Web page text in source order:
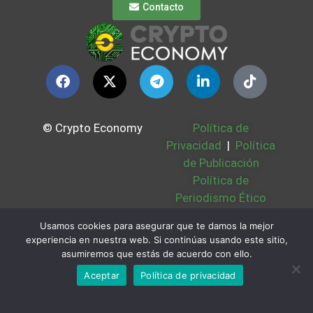
Contacto
© Crypto Economy
Política de
Privacidad | Política
de Publicación
Política de
Periodismo Ético
Bases Legales |
Partners | Sobre
Nosotros
Usamos cookies para asegurar que te damos la mejor
experiencia en nuestra web. Si continúas usando este sitio,
asumiremos que estás de acuerdo con ello.
Aceptar
Política de privacidad